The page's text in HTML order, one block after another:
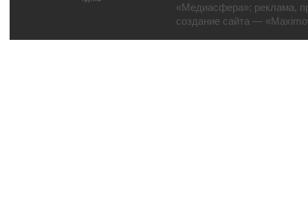
«Медиасфера»: реклама,
создание сайта —